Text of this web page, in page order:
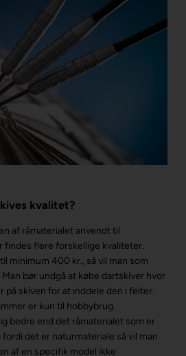
kvalitet?
af råmaterialet anvendt til
findes flere forskellige kvaliteter.
minimum 400 kr., så vil man som
bør undgå at købe dartskiver hvor
på skiven for at inddele den i felter.
er kun til hobbybrug.
bedre end det råmaterialet som er
det er naturmateriale så vil man
af en specifik model ikke